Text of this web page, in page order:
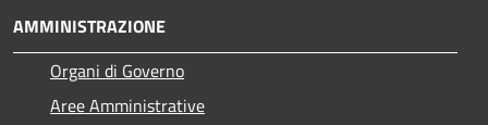
AMMINISTRAZIONE
Organi di Governo
Aree Amministrative